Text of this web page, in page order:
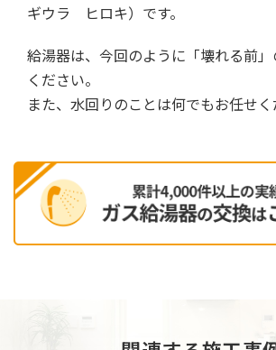
ギウラ ヒロキ）です。
給湯器は、今回のように「壊れる前
ください。
また、水回りのことは何でもお任せく